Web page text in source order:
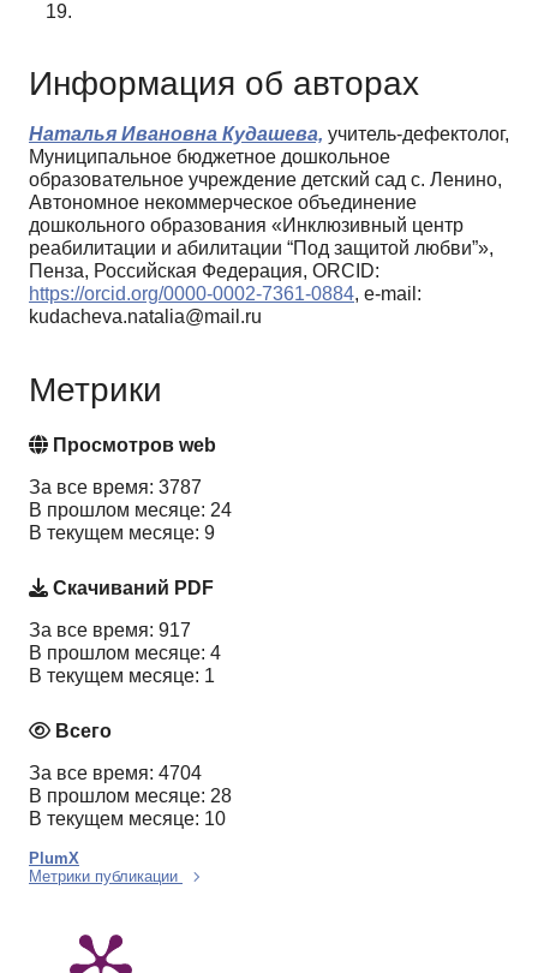
Информация об авторах
Наталья Ивановна Кудашева, учитель-дефектолог,
Муниципальное бюджетное дошкольное
образовательное учреждение детский сад с. Ленино,
Автономное некоммерческое объединение
дошкольного образования «Инклюзивный центр
реабилитации и абилитации “Под защитой любви”»,
Пенза, Российская Федерация, ORCID:
https://orcid.org/0000-0002-7361-0884, e-mail:
kudacheva.natalia@mail.ru
Метрики
Просмотров web
За все время: 3787
В прошлом месяце: 24
В текущем месяце: 9
Скачиваний PDF
За все время: 917
В прошлом месяце: 4
В текущем месяце: 1
Всего
За все время: 4704
В прошлом месяце: 28
В текущем месяце: 10
PlumX
Метрики публикации